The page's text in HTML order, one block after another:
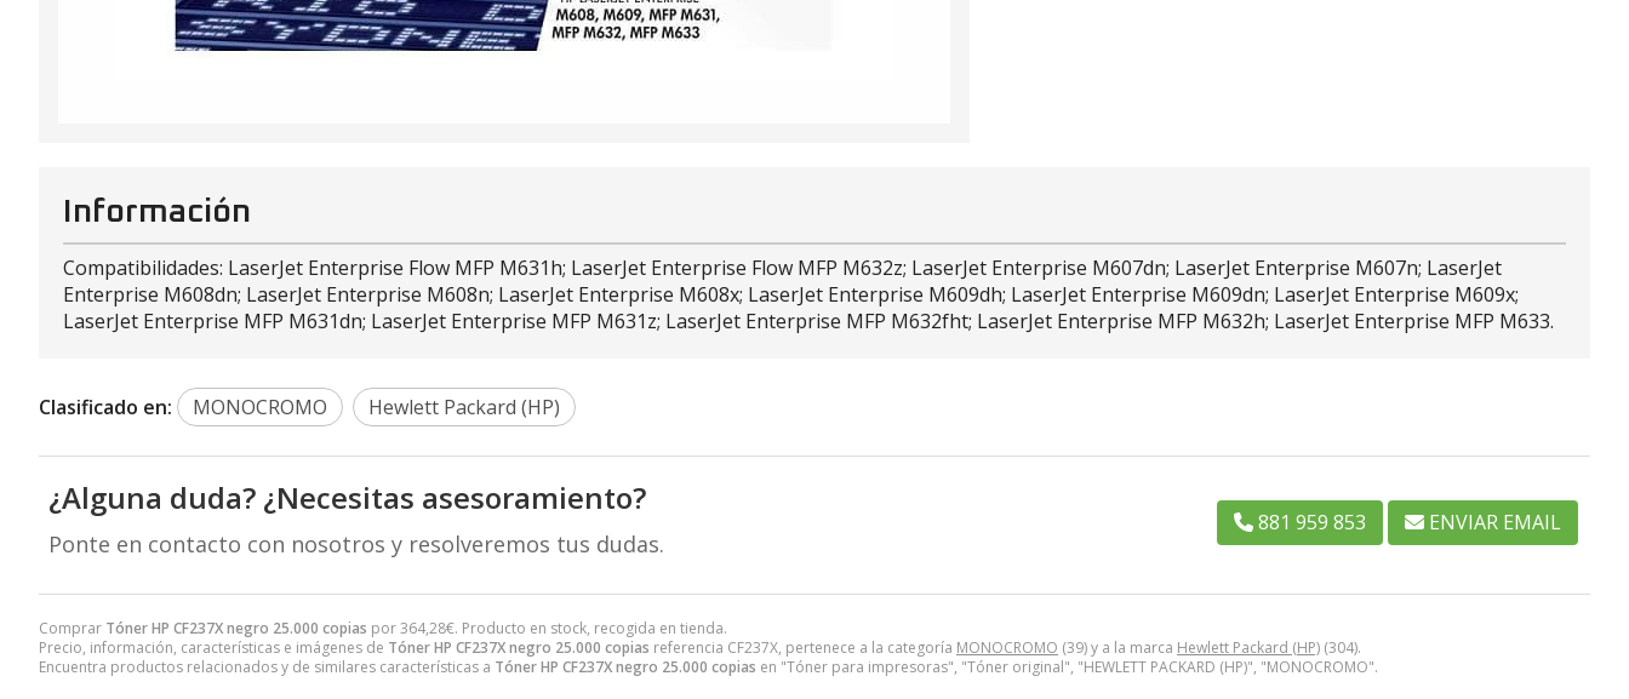
Comprar Tóner HP CF237X negro 25.000 copias por364,28€. Producto en stock, recogida en tienda.
Precio, información, características e imágenes de Tóner HP CF237X negro 25.000 copias referencia CF237X, pertenece a la categoría MONOCROMO (39) y a la marca Hewlett Packard (HP) (304).
Encuentra productos relacionados y de similares características a Tóner HP CF237X negro 25.000 copias en "Tóner para impresoras", "Tóner original", "HEWLETT PACKARD (HP)", "MONOCROMO".
Información
Compatibilidades: LaserJet Enterprise Flow MFP M631h; LaserJet Enterprise Flow MFP M632z; LaserJet Enterprise M607dn; LaserJet Enterprise M607n; LaserJet
Enterprise M608dn; LaserJet Enterprise M608n; LaserJet Enterprise M608x; LaserJet Enterprise M609dh; LaserJet Enterprise M609dn; LaserJet Enterprise M609x;
LaserJet Enterprise MFP M631dn; LaserJet Enterprise MFP M631z; LaserJet Enterprise MFP M632fht; LaserJet Enterprise MFP M632h; LaserJet Enterprise MFP M633.
Clasificado en: MONOCROMO Hewlett Packard (HP)
¿Alguna duda? ¿Necesitas asesoramiento?
Ponte en contacto con nosotros y resolveremos tus dudas.
881 959 853 ENVIAR EMAIL